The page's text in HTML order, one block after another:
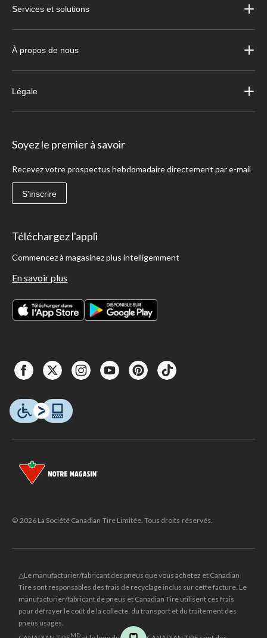
Services et solutions
À propos de nous
Légale
Soyez le premier à savoir
Recevez votre prospectus hebdomadaire directement par e-mail
S'inscrire
Téléchargez l'appli
Commencez à magasinez plus intelligemment
En savoir plus
© 2026 La Société Canadian Tire Limitée. Tous droits réservés.
△Le manufacturier/fabricant des pneus que vous achetez et Canadian
Tire sont responsables des frais de recyclage inclus sur cette facture. Le
manufacturier/fabricant de pneus et Canadian Tire utilisent ces frais
pour défrayer le coût de la collecte, du transport et du traitement des
pneus usagés.
MD